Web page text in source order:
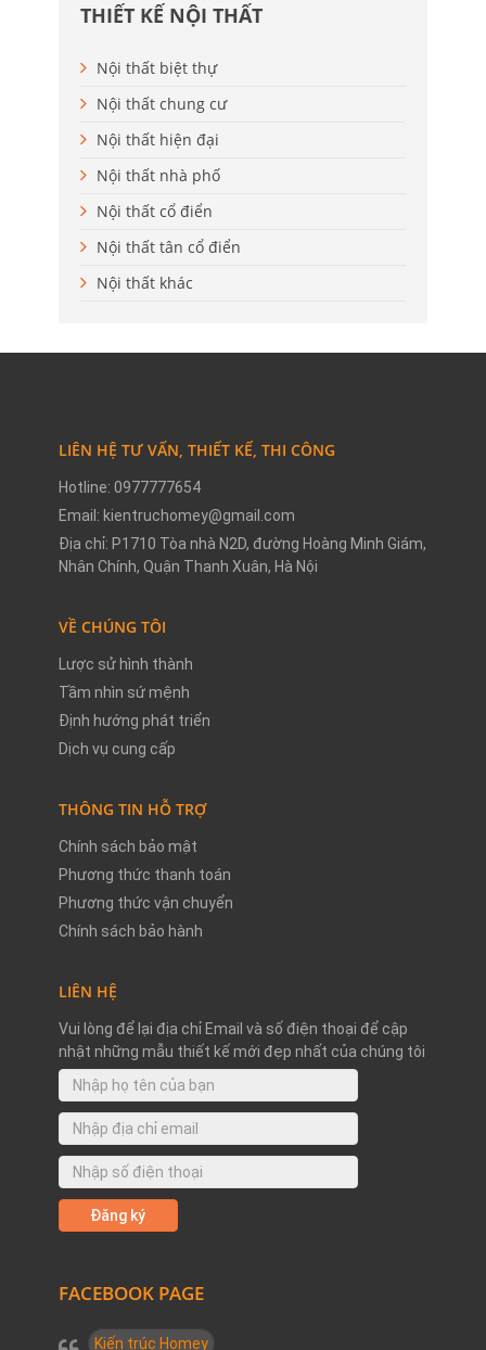
THIẾT KẾ NỘI THẤT
Nội thất biệt thự
Nội thất chung cư
Nội thất hiện đại
Nội thất nhà phố
Nội thất cổ điển
Nội thất tân cổ điển
Nội thất khác
LIÊN HỆ TƯ VẤN, THIẾT KẾ, THI CÔNG
Hotline: 0977777654
Email: kientruchomey@gmail.com
Địa chỉ: P1710 Tòa nhà N2D, đường Hoàng Minh Giám,
Nhân Chính, Quận Thanh Xuân, Hà Nội
VỀ CHÚNG TÔI
Lược sử hình thành
Tầm nhìn sứ mệnh
Định hướng phát triển
Dịch vụ cung cấp
THÔNG TIN HỖ TRỢ
Chính sách bảo mật
Phương thức thanh toán
Phương thức vận chuyển
Chính sách bảo hành
LIÊN HỆ
Vui lòng để lại địa chỉ Email và số điện thoại để cập
nhật những mẫu thiết kế mới đẹp nhất của chúng tôi
FACEBOOK PAGE
Kiến trúc Homey